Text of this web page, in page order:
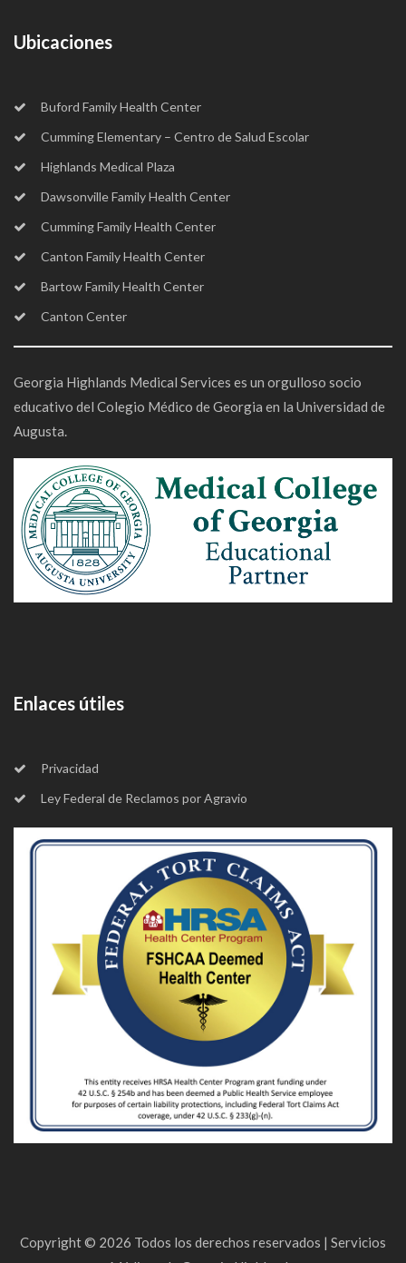
Ubicaciones
Buford Family Health Center
Cumming Elementary – Centro de Salud Escolar
Highlands Medical Plaza
Dawsonville Family Health Center
Cumming Family Health Center
Canton Family Health Center
Bartow Family Health Center
Canton Center
Georgia Highlands Medical Services es un orgulloso socio
educativo del Colegio Médico de Georgia en la Universidad de
Augusta.
Enlaces útiles
Privacidad
Ley Federal de Reclamos por Agravio
Copyright © 2026 Todos los derechos reservados | Servicios